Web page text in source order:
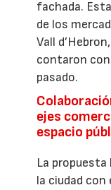
fachada.
de los
Vall
contaron
pasado.
ejes
espacio
La
la ciudad